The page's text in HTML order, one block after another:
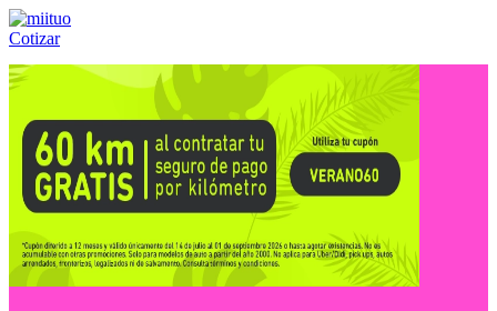
Cotizar
Llámanos al:(55) 84-21-05-00 ó